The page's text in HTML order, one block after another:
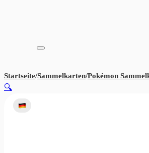
Startseite/Sammelkarten/Pokémon
🔍